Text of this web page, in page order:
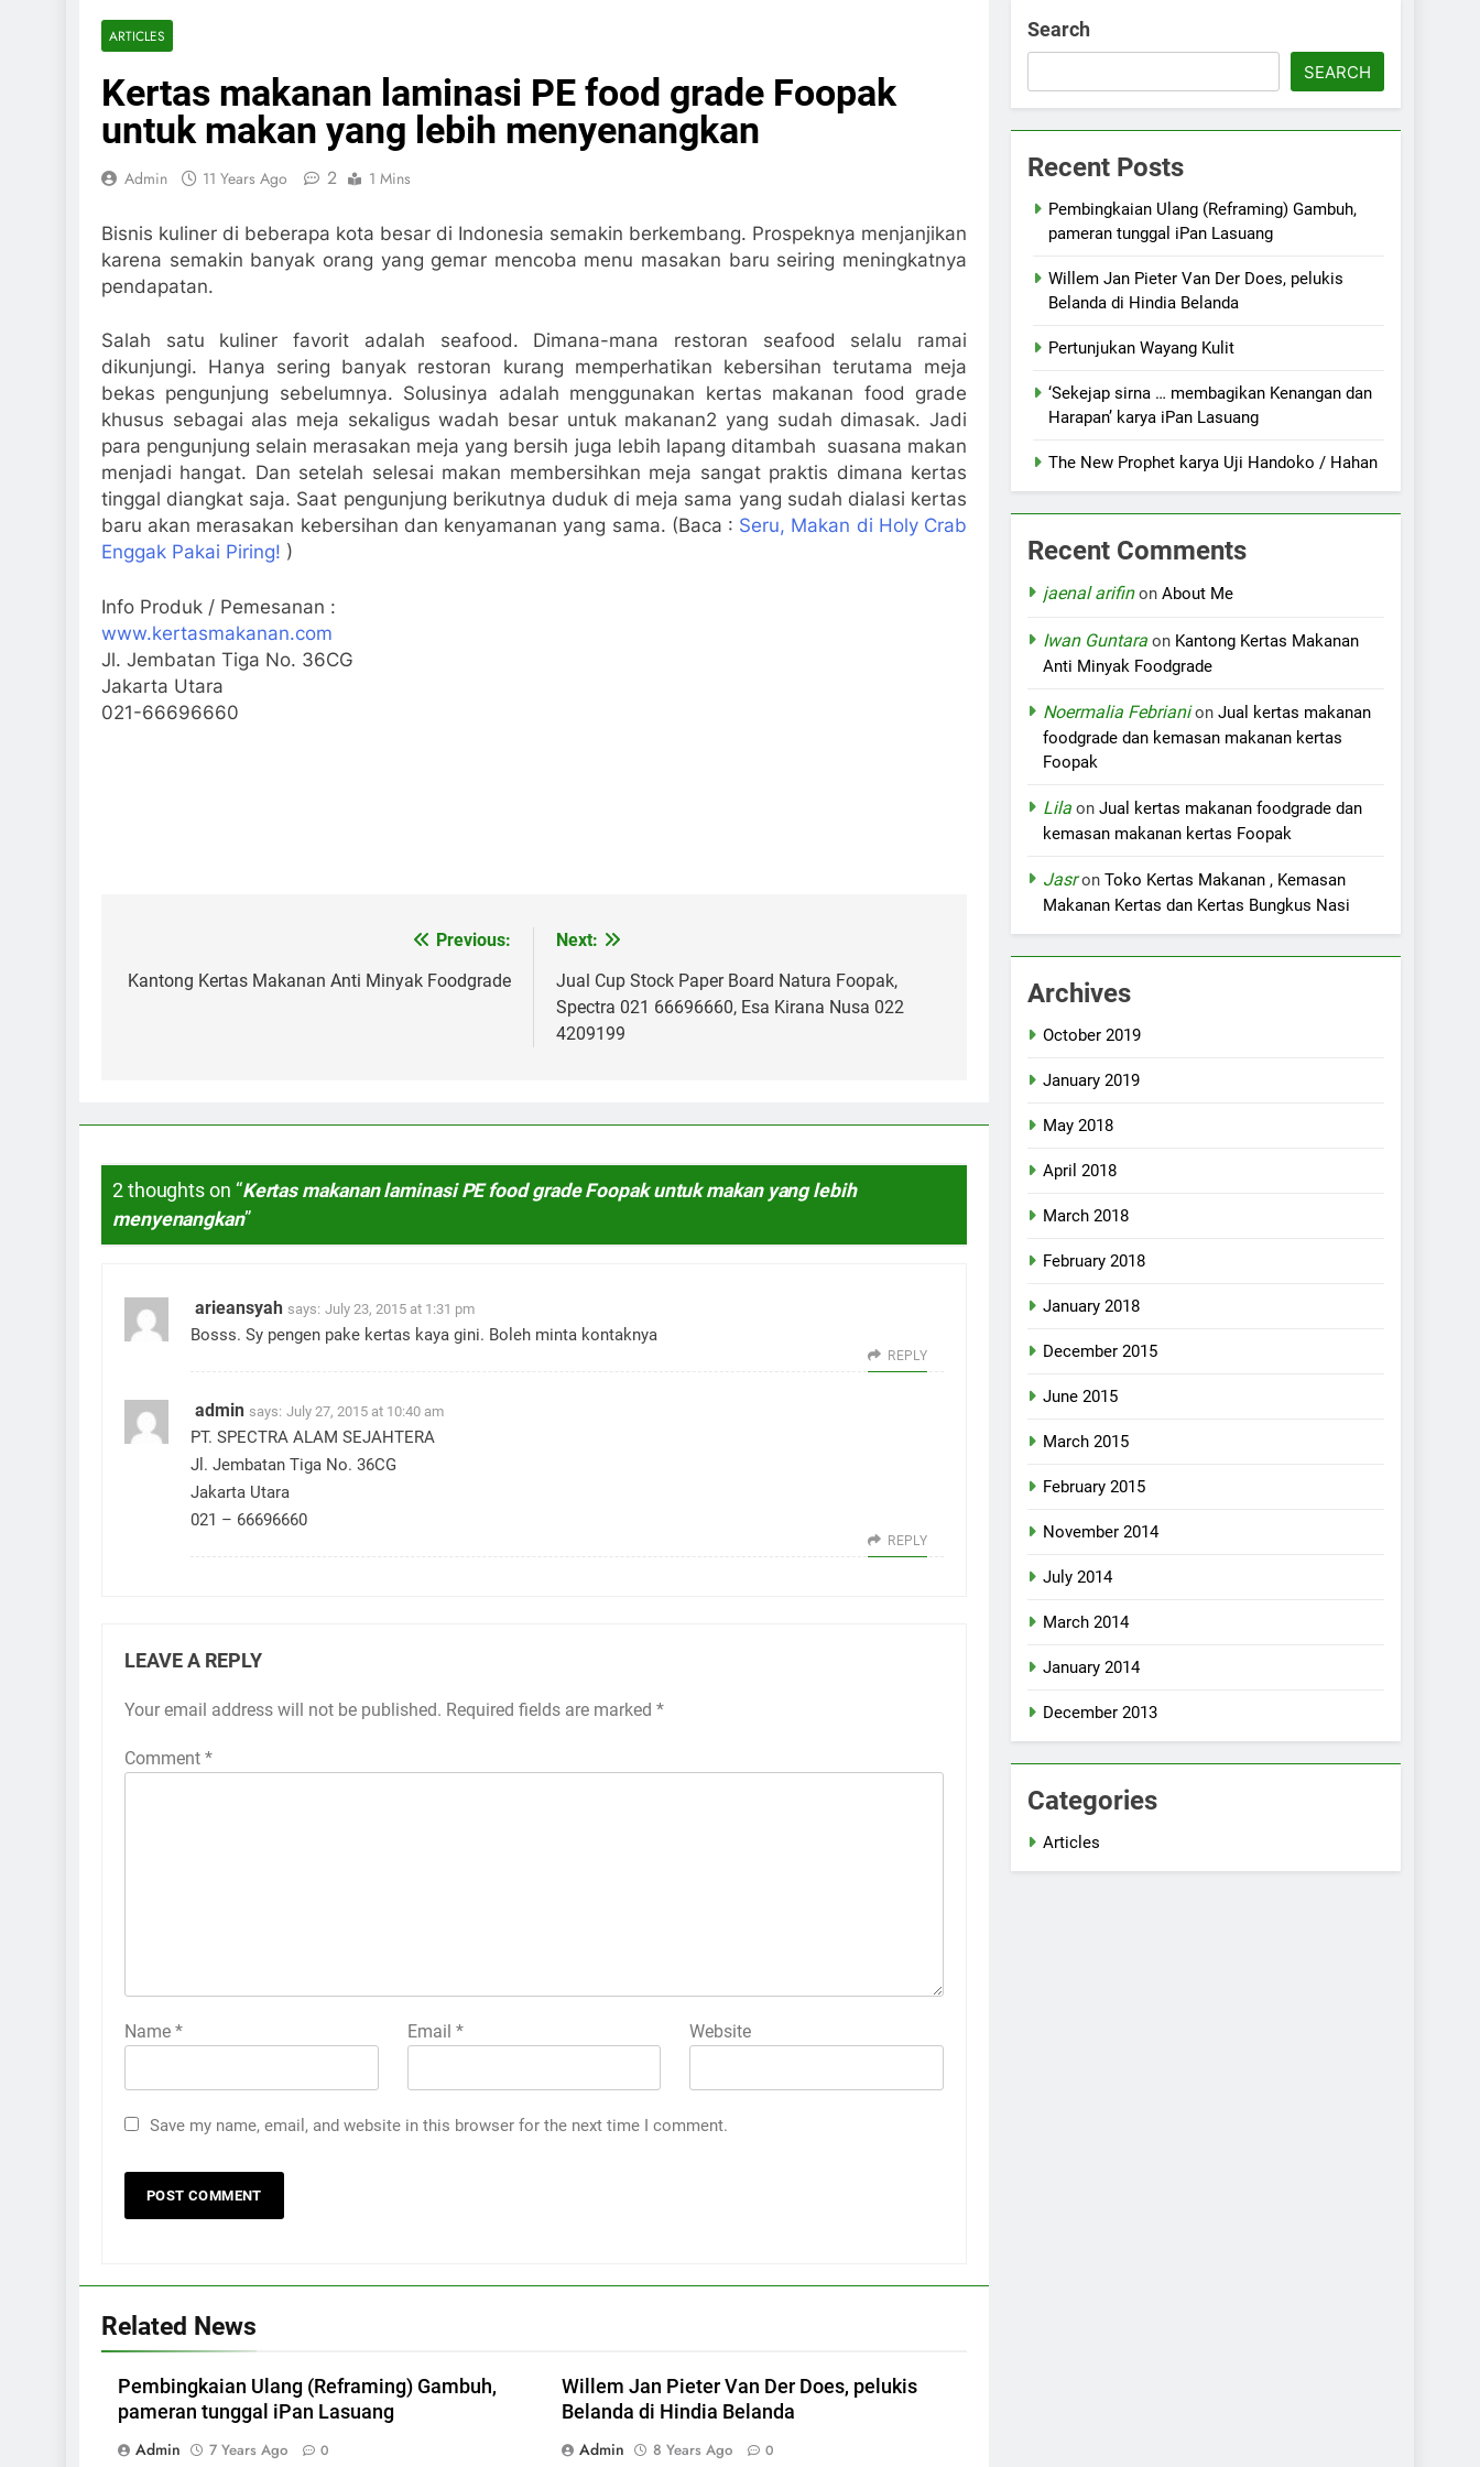
ARTICLES
Kertas makanan laminasi PE food grade Foopak
untuk makan yang lebih menyenangkan
Admin 11 Years Ago 2 1 Mins
Bisnis kuliner di beberapa kota besar di Indonesia semakin berkembang. Prospeknya menjanjikan
karena semakin banyak orang yang gemar mencoba menu masakan baru seiring meningkatnya
pendapatan.
Salah satu kuliner favorit adalah seafood. Dimana-mana restoran seafood selalu ramai
dikunjungi. Hanya sering banyak restoran kurang memperhatikan kebersihan terutama meja
bekas pengunjung sebelumnya. Solusinya adalah menggunakan kertas makanan food grade
khusus sebagai alas meja sekaligus wadah besar untuk makanan2 yang sudah dimasak. Jadi
para pengunjung selain merasakan meja yang bersih juga lebih lapang ditambah suasana makan
menjadi hangat. Dan setelah selesai makan membersihkan meja sangat praktis dimana kertas
tinggal diangkat saja. Saat pengunjung berikutnya duduk di meja sama yang sudah dialasi kertas
baru akan merasakan kebersihan dan kenyamanan yang sama. (Baca : Seru, Makan di Holy Crab
Enggak Pakai Piring! )
Info Produk / Pemesanan :
www.kertasmakanan.com
Jl. Jembatan Tiga No. 36CG
Jakarta Utara
021-66696660
navigation
Previous:
Kantong Kertas Makanan Anti Minyak Foodgrade
Next:
Jual Cup Stock Paper Board Natura Foopak,
Spectra 021 66696660, Esa Kirana Nusa 022
4209199
2 thoughts on “Kertas makanan laminasi PE food grade Foopak untuk makan yang lebih
menyenangkan”
arieansyah says: July 23, 2015 at 1:31 pm
Bosss. Sy pengen pake kertas kaya gini. Boleh minta kontaknya
REPLY
admin says: July 27, 2015 at 10:40 am
PT. SPECTRA ALAM SEJAHTERA
Jl. Jembatan Tiga No. 36CG
Jakarta Utara
021 – 66696660
REPLY
LEAVE A REPLY
Your email address will not be published. Required fields are marked *
Comment *
Name * Email * Website
Save my name, email, and website in this browser for the next time I comment.
Related News
Pembingkaian Ulang (Reframing) Gambuh,
pameran tunggal iPan Lasuang
Admin
7 Years Ago 0
Willem Jan Pieter Van Der Does, pelukis
Belanda di Hindia Belanda
Admin
8 Years Ago 0
Search
SEARCH
Recent Posts
Pembingkaian Ulang (Reframing) Gambuh,
pameran tunggal iPan Lasuang
Willem Jan Pieter Van Der Does, pelukis
Belanda di Hindia Belanda
Pertunjukan Wayang Kulit
‘Sekejap sirna … membagikan Kenangan dan
Harapan’ karya iPan Lasuang
The New Prophet karya Uji Handoko / Hahan
Recent Comments
jaenal arifinon About Me
Iwan Guntara on Kantong Kertas Makanan
Anti Minyak Foodgrade
Noermalia Febrianion Jual kertas makanan
foodgrade dan kemasan makanan kertas
Foopak
Lila on Jual kertas makanan foodgrade dan
kemasan makanan kertas Foopak
Jasron Toko Kertas Makanan , Kemasan
Makanan Kertas dan Kertas Bungkus Nasi
Archives
October 2019
January 2019
May 2018
April 2018
March 2018
February 2018
January 2018
December 2015
June 2015
March 2015
February 2015
November 2014
July 2014
March 2014
January 2014
December 2013
Categories
Articles